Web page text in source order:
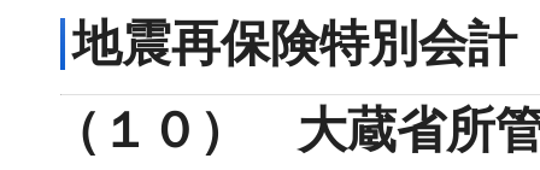
地震再保険特別会計
（１０） 大蔵省所